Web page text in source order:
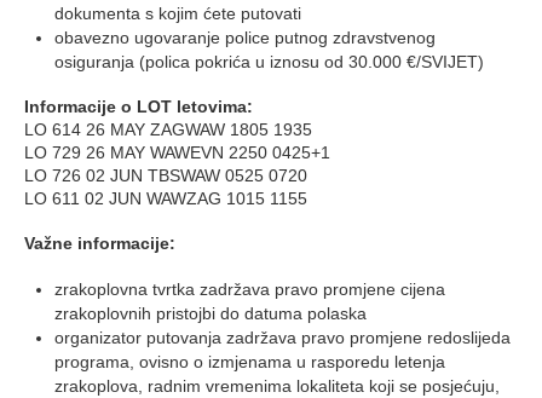
dokumenta s kojim ćete putovati
obavezno ugovaranje police putnog zdravstvenog
osiguranja (polica pokrića u iznosu od 30.000 €/SVIJET)
Informacije o LOT letovima:
LO 614 26 MAY ZAGWAW 1805 1935
LO 729 26 MAY WAWEVN 2250 0425+1
LO 726 02 JUN TBSWAW 0525 0720
LO 611 02 JUN WAWZAG 1015 1155
Važne informacije:
zrakoplovna tvrtka zadržava pravo promjene cijena
zrakoplovnih pristojbi do datuma polaska
organizator putovanja zadržava pravo promjene redoslijeda
programa, ovisno o izmjenama u rasporedu letenja
zrakoplova, radnim vremenima lokaliteta koji se posjećuju,